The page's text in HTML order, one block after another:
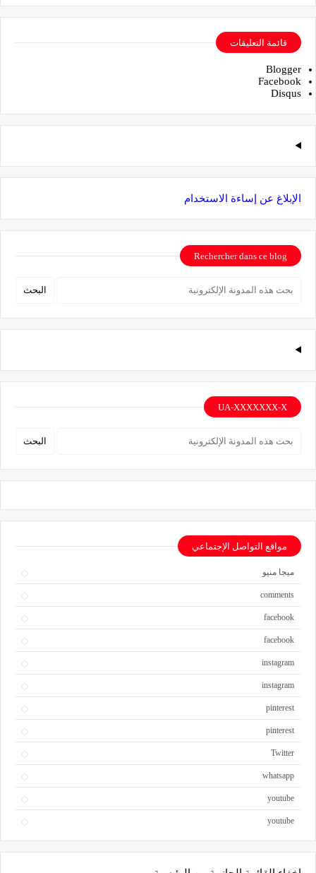
قائمة التعليقات
Blogger
Facebook
Disqus
الإبلاغ عن إساءة الاستخدام
Rechercher dans ce blog
UA-XXXXXXX-X
مواقع التواصل الإجتماعي
ميجا منيو
comments
facebook
facebook
instagram
instagram
pinterest
pinterest
Twitter
whatsapp
youtube
youtube